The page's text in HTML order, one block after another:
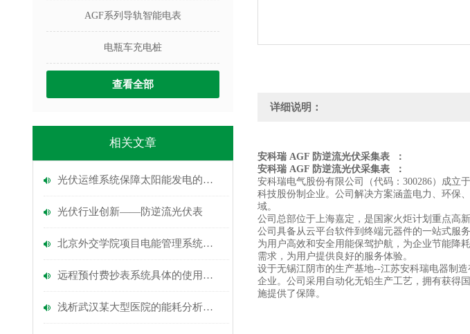
AGF系列导轨智能电表
电瓶车充电桩
查看全部
相关文章
光伏运维系统保障太阳能发电的高效稳定运行
光伏行业创新——防逆流光伏表
北京外交学院项目电能管理系统的设计与应用
远程预付费抄表系统具体的使用方法介绍
浅析武汉某大型医院的能耗分析及节能管理措施研究
详细说明：
安科瑞 AGF 防逆流光伏采集表
：
安科瑞 AGF 防逆流光伏采集表
：
安科瑞电气股份有限公司（代码：300286）成立
科技股份制企业。公司解决方案涵盖电力、环保
域。
公司总部位于上海嘉定，是国家火炬计划重点高
公司具备从云平台软件到终端元器件的一站式服
为用户高效和安全用能保驾护航，为企业节能降
需求，为用户提供良好的服务体验。
设于无锡江阴市的生产基地--江苏安科瑞电器制
企业。公司采用自动化无铅生产工艺，拥有获得
施提供了保障。